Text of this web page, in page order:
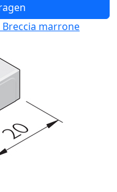
marrone